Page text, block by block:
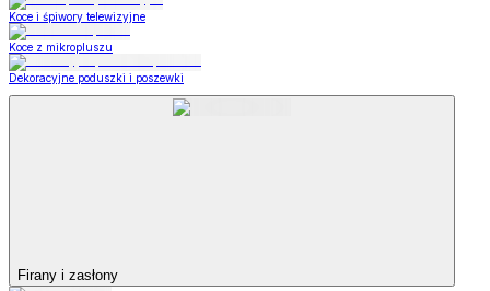
Koce i śpiwory telewizyjne
Koce z mikropluszu
Dekoracyjne poduszki i poszewki
Firany i zasłony